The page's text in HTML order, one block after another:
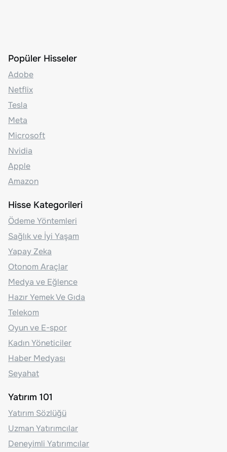
Popüler Hisseler
Adobe
Netflix
Tesla
Meta
Microsoft
Nvidia
Apple
Amazon
Hisse Kategorileri
Ödeme Yöntemleri
Sağlık ve İyi Yaşam
Yapay Zeka
Otonom Araçlar
Medya ve Eğlence
Hazır Yemek Ve Gıda
Telekom
Oyun ve E-spor
Kadın Yöneticiler
Haber Medyası
Seyahat
Yatırım 101
Yatırım Sözlüğü
Uzman Yatırımcılar
Deneyimli Yatırımcılar